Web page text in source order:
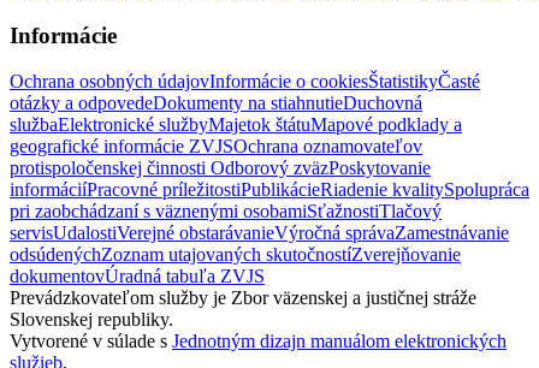
Informácie
Ochrana osobných údajovInformácie o cookiesŠtatistikyČasté
otázky a odpovedeDokumenty na stiahnutieDuchovná
službaElektronické službyMajetok štátuMapové podklady a
geografické informácie ZVJSOchrana oznamovateľov
protispoločenskej činnosti Odborový zväzPoskytovanie
informáciíPracovné príležitostiPublikácieRiadenie kvalitySpolupráca
pri zaobchádzaní s väznenými osobamiSťažnostiTlačový
servisUdalostiVerejné obstarávanieVýročná správaZamestnávanie
odsúdenýchZoznam utajovaných skutočnostíZverejňovanie
dokumentovÚradná tabuľa ZVJS
Prevádzkovateľom služby je Zbor väzenskej a justičnej stráže
Slovenskej republiky.
Vytvorené v súlade s Jednotným dizajn manuálom elektronických
služieb.